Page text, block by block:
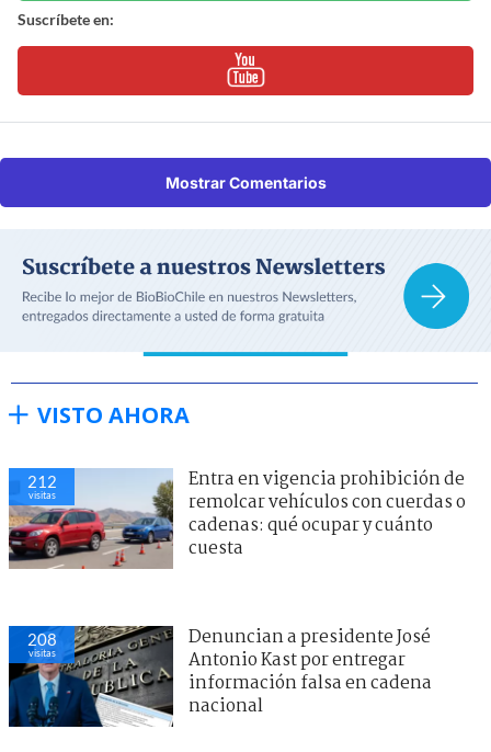
Suscríbete en:
Mostrar Comentarios
VISTO AHORA
212
visitas
Entra en vigencia prohibición de
remolcar vehículos con cuerdas o
cadenas: qué ocupar y cuánto
cuesta
208
visitas
Denuncian a presidente José
Antonio Kast por entregar
información falsa en cadena
nacional